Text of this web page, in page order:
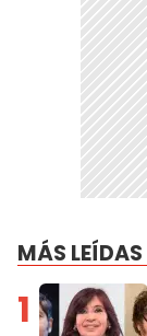
MÁS LEÍDAS
1